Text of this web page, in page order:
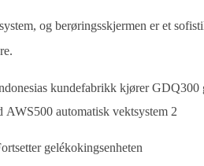
og berøringsskjermen er et
gelékokingsenheten